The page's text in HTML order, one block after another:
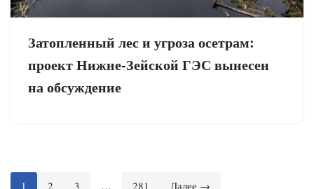
Затопленный лес и угроза осетрам:
проект Нижне-Зейской ГЭС вынесен
на обсуждение
1 2 3 … 281 Далее →